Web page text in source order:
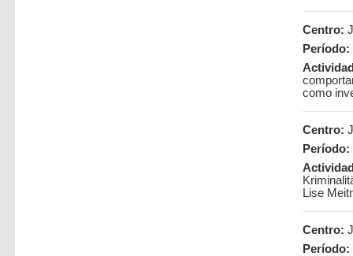
Centro:
Período:
como
Centro:
Período:
Lise
Centro:
Período: